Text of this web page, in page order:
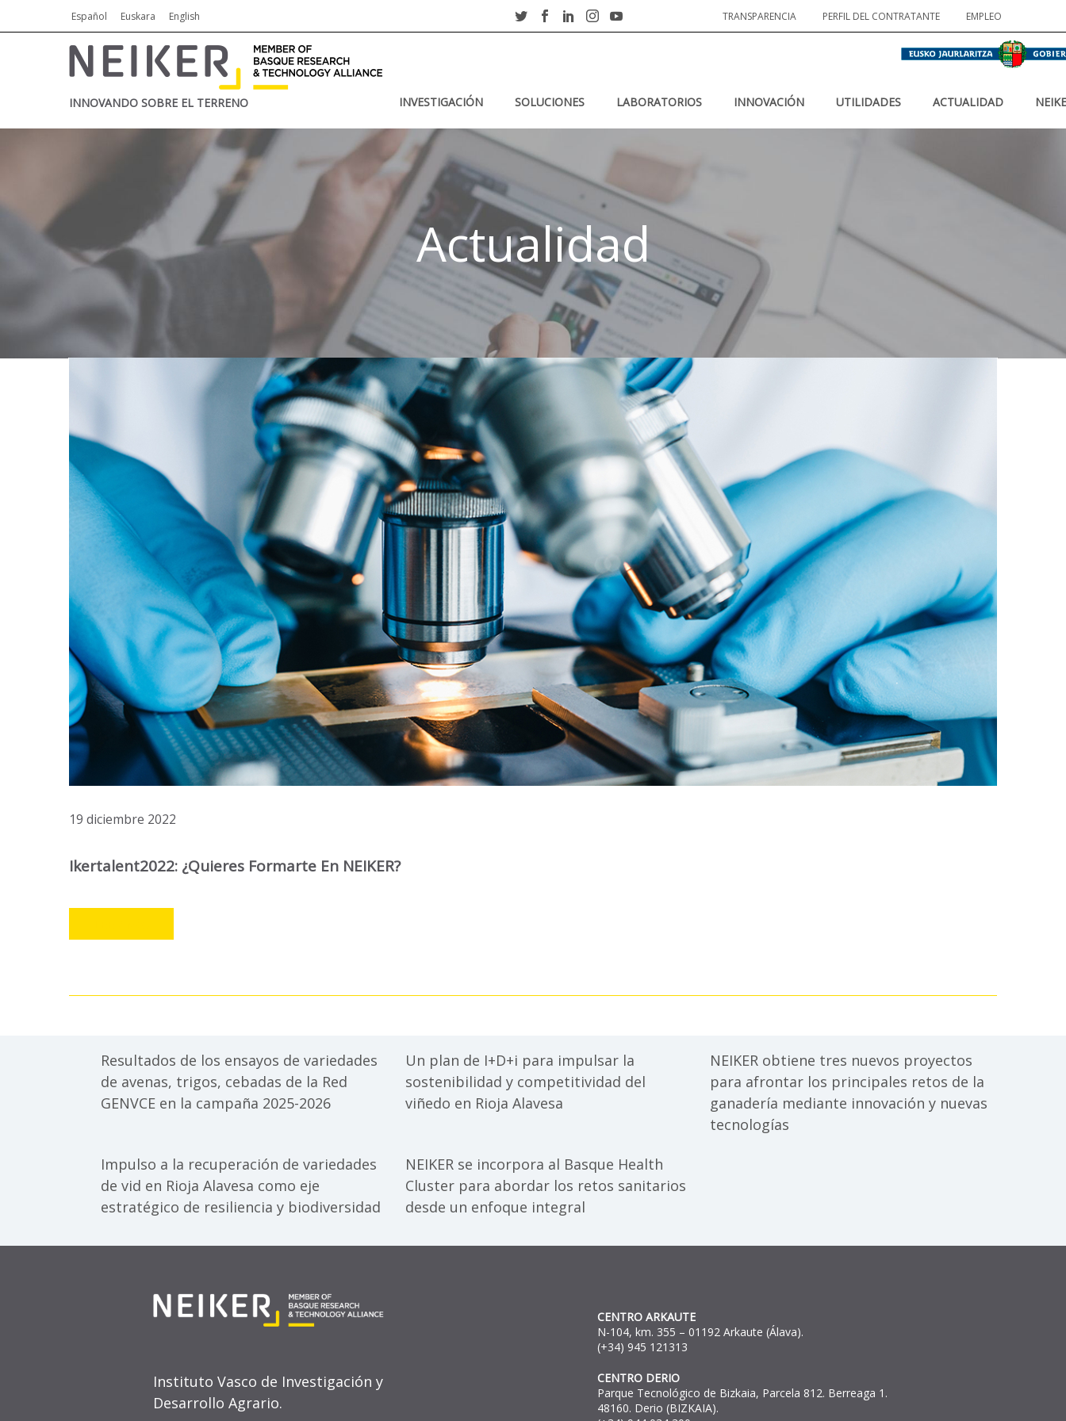
Español Euskara English TRANSPARENCIA PERFIL DEL CONTRATANTE EMPLEO
INNOVANDO SOBRE EL TERRENO INVESTIGACIÓN SOLUCIONES LABORATORIOS INNOVACIÓN UTILIDADES ACTUALIDAD
Actualidad
19 diciembre 2022
Ikertalent2022: ¿quieres Formarte En NEIKER?
Resultados de los ensayos de variedades
de avenas, trigos, cebadas de la Red
GENVCE en la campaña 2025-2026
Un plan de I+D+i para impulsar la
sostenibilidad y competitividad del
viñedo en Rioja Alavesa
NEIKER obtiene tres nuevos proyectos
para afrontar los principales retos de la
ganadería mediante innovación y nuevas
tecnologías
Impulso a la recuperación de variedades
de vid en Rioja Alavesa como eje
estratégico de resiliencia y biodiversidad
NEIKER se incorpora al Basque Health
Cluster para abordar los retos sanitarios
desde un enfoque integral
Instituto Vasco de Investigación y
Desarrollo Agrario.
CENTRO ARKAUTE
N-104, km. 355 – 01192 Arkaute (Álava).
(+34) 945 121313
CENTRO DERIO
Parque Tecnológico de Bizkaia, Parcela 812. Berreaga 1.
48160. Derio (BIZKAIA).